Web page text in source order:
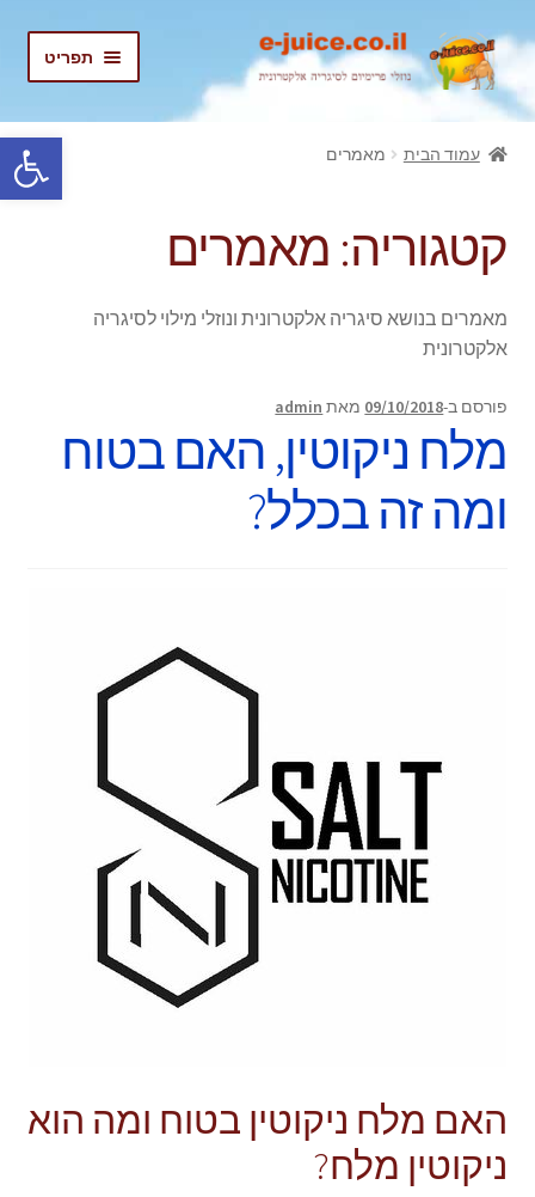
פתח סרגל נגישות
דלג
לניווט
לדלג
לתוכן
תפריט
בית
הרחב
את
נוזלים מוזלים
החשבון שלי
עמוד הבית מאמרים
קטגוריה: מאמרים
מאמרים בנושא סיגריה אלקטרונית ונוזלי מילוי לסיגריה
אלקטרונית
פורסם ב-09/10/2018 מאת admin
מלח ניקוטין, האם בטוח
ומה זה בכלל?
האם מלח ניקוטין בטוח ומה הוא
ניקוטין מלח?